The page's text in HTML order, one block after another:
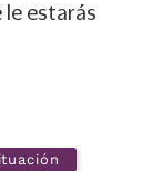
le estarás